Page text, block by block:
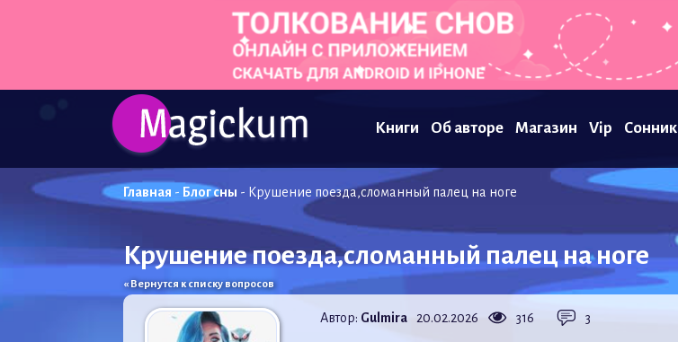
Книги Об авторе Магазин Vip Сонник
Главная - Блог сны - Крушение поезда,сломанный палец на ноге
Крушение поезда,сломанный палец на ноге
« Вернутся к списку вопросов
Автор: Gulmira 20.02.2026 316 3